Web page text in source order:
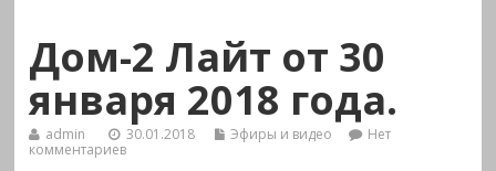
Дом-2 Лайт от 30
января 2018 года.
admin 30.01.2018 Эфиры и видео
Нет
комментариев